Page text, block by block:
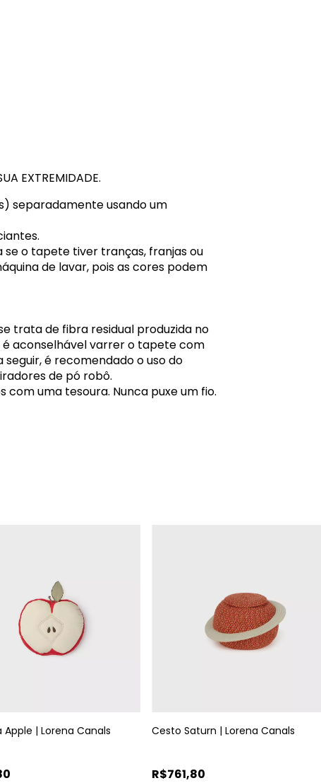
EXTREMIDADE.
separadamente usando um
o tapete tiver tranças, franjas ou
de lavar, pois as cores podem
trata de fibra residual produzida no
aconselhável varrer o tapete com
é recomendado o uso do
de pó robô.
uma tesoura. Nunca puxe um fio.
| Lorena Canals Cesto Saturn | Lorena Canals
R$761,80